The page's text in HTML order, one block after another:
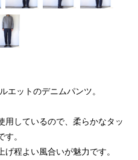
エットのデニムパンツ。
用しているので、柔らかなタッ
。
程よい風合いが魅力です。